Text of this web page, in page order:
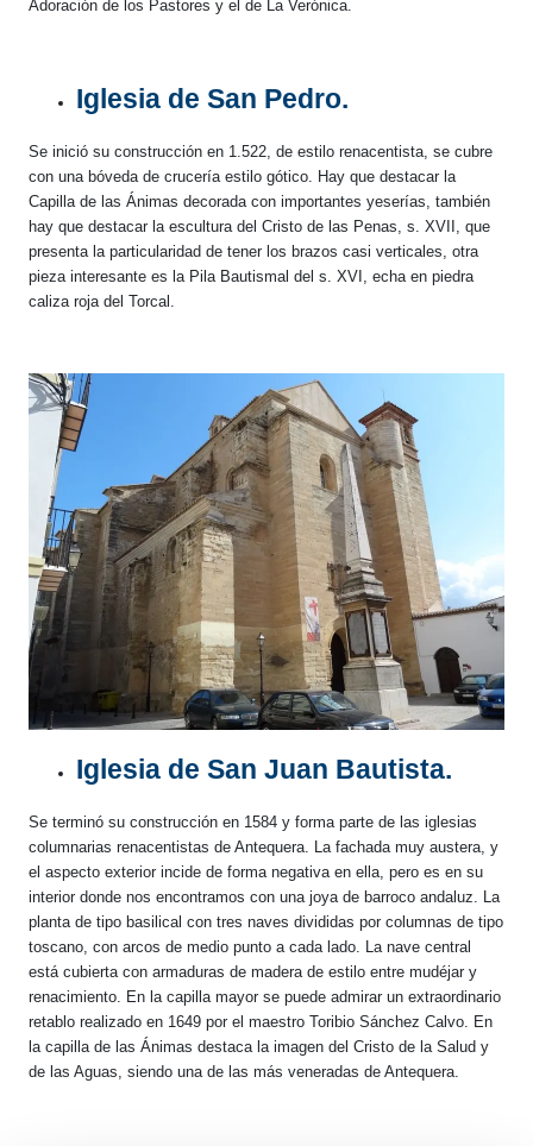
Adoración de los Pastores y el de La Verónica.
Iglesia de San Pedro.
Se inició su construcción en 1.522, de estilo renacentista, se cubre
con una bóveda de crucería estilo gótico. Hay que destacar la
Capilla de las Ánimas decorada con importantes yeserías, también
hay que destacar la escultura del Cristo de las Penas, s. XVII, que
presenta la particularidad de tener los brazos casi verticales, otra
pieza interesante es la Pila Bautismal del s. XVI, echa en piedra
caliza roja del Torcal.
Iglesia de San Juan Bautista.
Se terminó su construcción en 1584 y forma parte de las iglesias
columnarias renacentistas de Antequera. La fachada muy austera, y
el aspecto exterior incide de forma negativa en ella, pero es en su
interior donde nos encontramos con una joya de barroco andaluz. La
planta de tipo basilical con tres naves divididas por columnas de tipo
toscano, con arcos de medio punto a cada lado. La nave central
está cubierta con armaduras de madera de estilo entre mudéjar y
renacimiento. En la capilla mayor se puede admirar un extraordinario
retablo realizado en 1649 por el maestro Toribio Sánchez Calvo. En
la capilla de las Ánimas destaca la imagen del Cristo de la Salud y
de las Aguas, siendo una de las más veneradas de Antequera.